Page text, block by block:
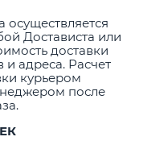
осуществляется
Достависта или
доставки
и адреса. Расчет
курьером
после